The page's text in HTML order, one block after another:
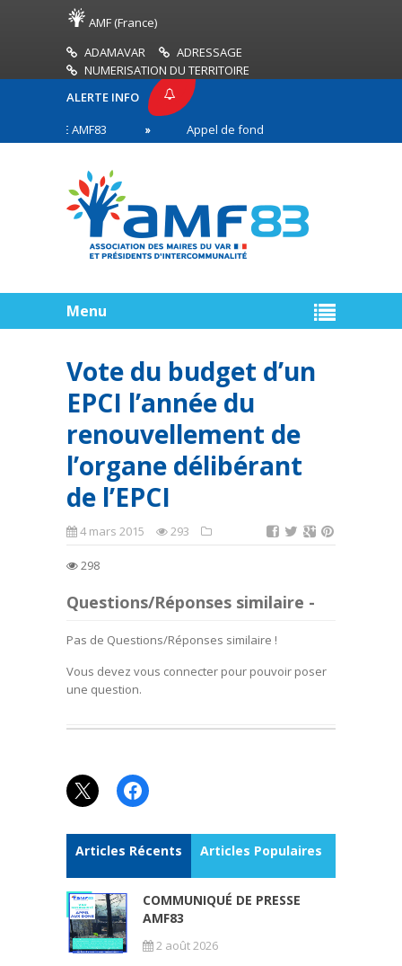
AMF (France)
ADAMAVAR
ADRESSAGE
NUMERISATION DU TERRITOIRE
ALERTE INFO
PRESSE AMF83
Appel de fonds incendies de forêt
en première ligne
Menu
Vote du budget d’un
EPCI l’année du
renouvellement de
l’organe délibérant
de l’EPCI
4 mars 2015 293
298
Questions/Réponses similaire -
Pas de Questions/Réponses similaire !
Vous devez vous connecter pour pouvoir poser
une question.
X Facebook
Articles Récents Articles Populaires
COMMUNIQUÉ DE PRESSE
AMF83
2 août 2026